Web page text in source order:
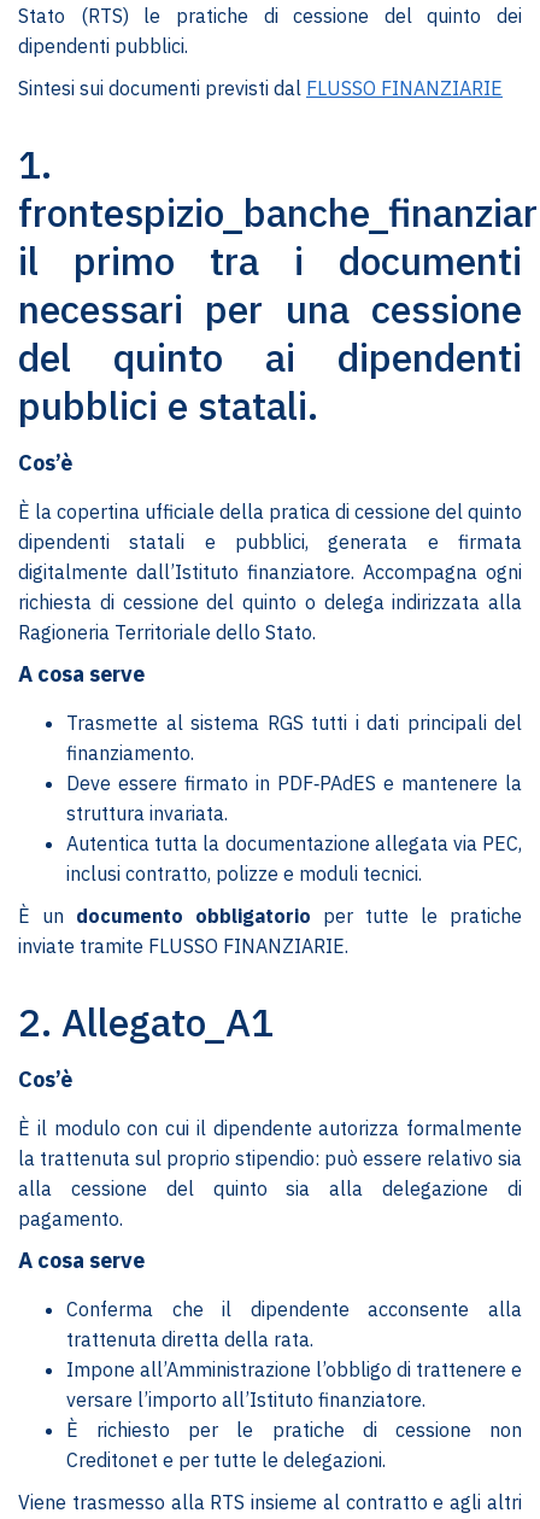
Stato (RTS) le pratiche di cessione del quinto dei
dipendenti pubblici.
Sintesi sui documenti previsti dal FLUSSO FINANZIARIE
1.
il primo tra i documenti
necessari per una cessione
del quinto ai dipendenti
pubblici e statali.
Cos’è
È la copertina ufficiale della pratica di cessione del quinto
dipendenti statali e pubblici, generata e firmata
digitalmente dall’Istituto finanziatore. Accompagna ogni
richiesta di cessione del quinto o delega indirizzata alla
Ragioneria Territoriale dello Stato.
A cosa serve
Trasmette al sistema RGS tutti i dati principali del
finanziamento.
Deve essere firmato in PDF‑PAdES e mantenere la
struttura invariata.
Autentica tutta la documentazione allegata via PEC,
inclusi contratto, polizze e moduli tecnici.
È un documento obbligatorio per tutte le pratiche
inviate tramite FLUSSO FINANZIARIE.
2. Allegato_A1
Cos’è
È il modulo con cui il dipendente autorizza formalmente
la trattenuta sul proprio stipendio: può essere relativo sia
alla cessione del quinto sia alla delegazione di
pagamento.
A cosa serve
Conferma che il dipendente acconsente alla
trattenuta diretta della rata.
Impone all’Amministrazione l’obbligo di trattenere e
versare l’importo all’Istituto finanziatore.
È richiesto per le pratiche di cessione non
Creditonet e per tutte le delegazioni.
Viene trasmesso alla RTS insieme al contratto e agli altri